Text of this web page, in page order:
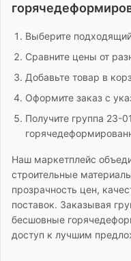
Выберите
Сравните цены от
Добавьте товар в
Оформите заказ с
Получите группа 23-
Наш маркетплейс
строительные
прозрачность цен,
поставок. Заказывая
бесшовные
доступ к лучшим